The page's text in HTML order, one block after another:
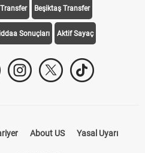
Beşiktaş Transfer
iddaa Sonuçları Aktif Sayaç
About US Yasal Uyarı